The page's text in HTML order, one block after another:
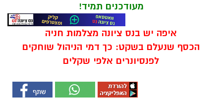
מעודכנים תמיד!
איפה יש בנס ציונה מצלמות חניה
הכסף שנעלם בשקט: כך דמי הניהול שוחקים
לפנסיונרים אלפי שקלים